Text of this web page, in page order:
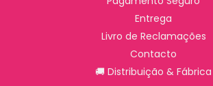
Entrega
Livro de Reclamações
Contacto
🚚 Distribuição & Fábrica